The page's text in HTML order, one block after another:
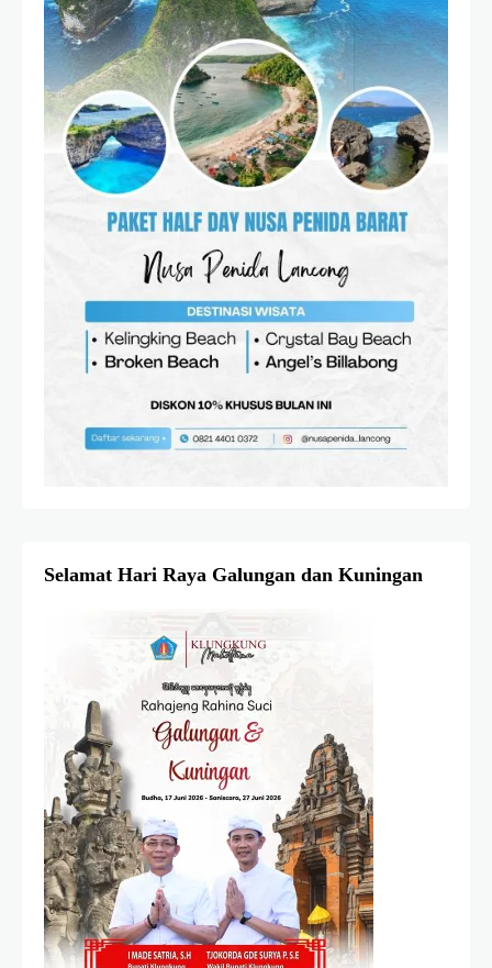
Selamat Hari Raya Galungan dan Kuningan